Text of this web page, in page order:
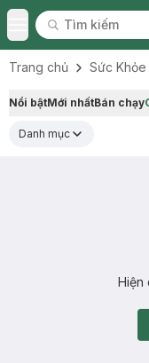
Toggle Menu
Tìm kiếm
Tìm kiếm
Trang chủ Sức
Nổi bậtMới nhấtBán chạy
Danh mục
Hiện